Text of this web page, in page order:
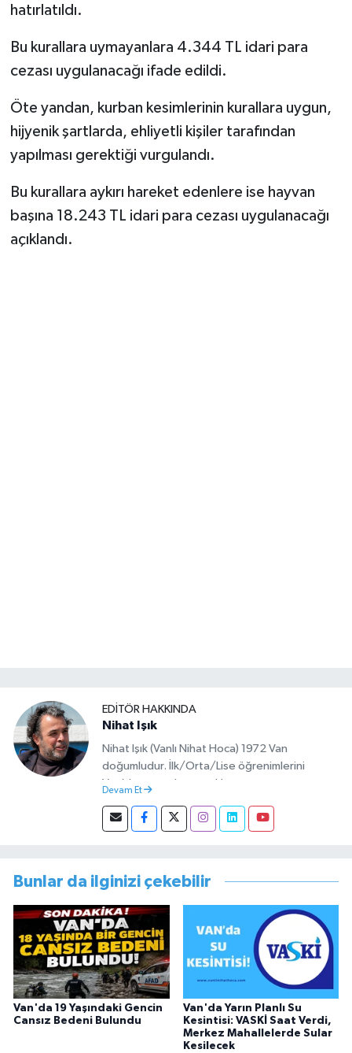
hatırlatıldı.
Bu kurallara uymayanlara 4.344 TL idari para
cezası uygulanacağı ifade edildi.
Öte yandan, kurban kesimlerinin kurallara uygun,
hijyenik şartlarda, ehliyetli kişiler tarafından
yapılması gerektiği vurgulandı.
Bu kurallara aykırı hareket edenlere ise hayvan
başına 18.243 TL idari para cezası uygulanacağı
açıklandı.
EDITÖR HAKKINDA
Nihat Işık
Nihat Işık (Vanlı Nihat Hoca) 1972 Van
doğumludur. İlk/Orta/Lise öğrenimlerini
Van’da tamamlamıştır. Hacettepe mezunu
başlamıştır. Asteğmen olarak yaptığı vatani
görevi dönüşü Van Sosyal Hizmetler İl
görevini yürütürken istifa edip sosyal medyayı
tercih etmiştir.
Devam Et
Bunlar da ilginizi çekebilir
Van'da 19 Yaşındaki Gencin
Cansız Bedeni Bulundu
Van'da Yarın Planlı Su
Kesintisi: VASKİ Saat Verdi,
Merkez Mahallelerde Sular
Kesilecek